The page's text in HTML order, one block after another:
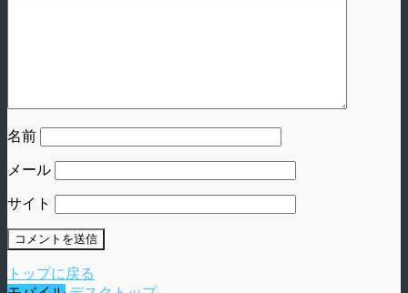
名前
メール
サイト
トップに戻る